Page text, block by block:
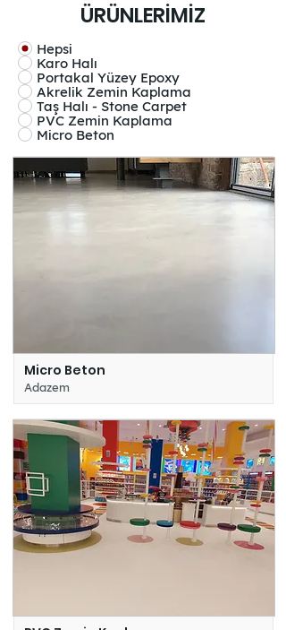
ÜRÜNLERİMİZ
Hepsi
Karo Halı
Portakal Yüzey Epoxy
Akrelik Zemin Kaplama
Taş Halı - Stone Carpet
PVC Zemin Kaplama
Micro Beton
Micro Beton
Adazem